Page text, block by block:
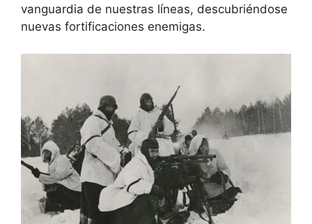
vanguardia de nuestras líneas, descubriéndose
nuevas fortificaciones enemigas.